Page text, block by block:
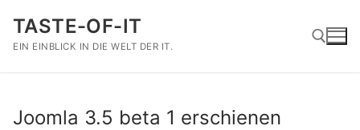
Inhalt
springen
TASTE-OF-IT
EIN EINBLICK IN DIE WELT DER IT.
Joomla 3.5 beta 1 erschienen